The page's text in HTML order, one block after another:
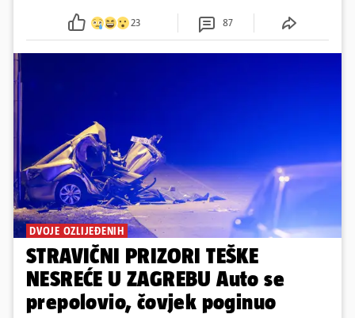
23 87
DVOJE OZLIJEĐENIH
STRAVIČNI PRIZORI TEŠKE
NESREĆE U ZAGREBU Auto se
prepolovio, čovjek poginuo